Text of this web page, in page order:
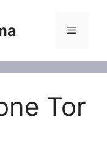
Menu
Tor